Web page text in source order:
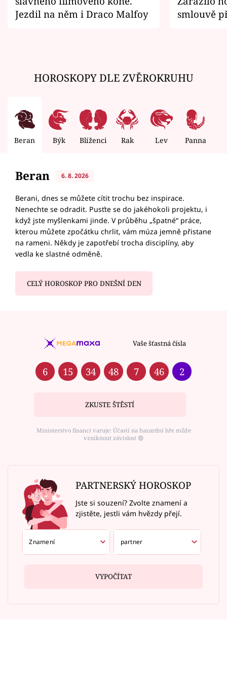
Jezdil na něm i Draco Malfoy
smlouvě
HOROSKOPY DLE ZVĚROKRUHU
Beran Býk Blíženci Rak Lev Panna
Beran 6. 8. 2026
Berani, dnes se můžete cítit trochu bez inspirace.
Nenechte se odradit. Pusťte se do jakéhokoli projektu, i
když jste myšlenkami jinde. V průběhu „špatné“ práce,
kterou můžete zpočátku chrlit, vám múza jemně přistane
na rameni. Někdy je zapotřebí trocha disciplíny, aby
vedla ke slastné odměně.
CELÝ HOROSKOP PRO DNEŠNÍ DEN
Vaše šťastná čísla
6 15 34 48 7 46 2
ZKUSTE ŠTĚSTÍ
Ministerstvo financí varuje: Účastí na hazardní hře může
vzniknout závislost ⑱
PARTNERSKÝ HOROSKOP
Jste si souzení? Zvolte znamení a
zjistěte, jestli vám hvězdy přejí.
VYPOČÍTAT